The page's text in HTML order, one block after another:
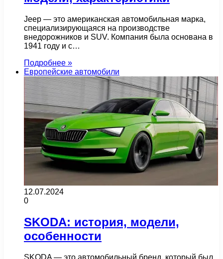
Jeep — это американская автомобильная марка,
специализирующаяся на производстве
внедорожников и SUV. Компания была основана в
1941 году и с…
Подробнее »
Европейские автомобили
12.07.2024
0
SKODA: история, модели,
особенности
SKODA — это автомобильный бренд, который был